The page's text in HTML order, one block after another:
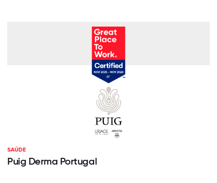
SAÚDE
Puig Derma Portugal